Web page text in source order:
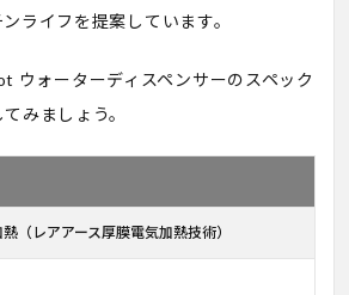
ライフを提案しています。
ウォーターディスペンサーのスペック
みましょう。
（レアアース厚膜電気加熱技術）